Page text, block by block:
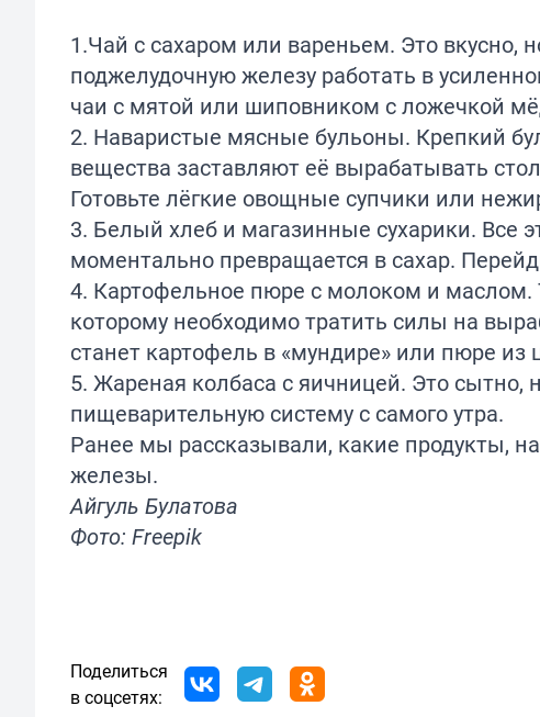
1.Чай с сахаром или вареньем. Это вкусно,
поджелудочную железу работать в
чаи с мятой или шиповником с ложечкой
2. Наваристые мясные бульоны. Крепкий
вещества заставляют её вырабатывать
Готовьте лёгкие овощные супчики или
3. Белый хлеб и магазинные сухарики. Все
моментально превращается в сахар.
4. Картофельное пюре с молоком и маслом.
которому необходимо тратить силы на
станет картофель в «мундире» или пюре из
5. Жареная колбаса с яичницей. Это
пищеварительную систему с самого утра.
Ранее мы рассказывали, какие продукты,
железы.
Айгуль Булатова
Фото: Freepik
Поделиться
в соцсетях: